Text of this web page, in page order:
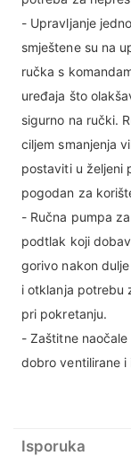
- Upravljanje
smještene su na
ručka s
uređaja što
sigurno na ručki.
ciljem smanjenja
postaviti u željeni
pogodan za
- Ručna pumpa
podtlak koji
gorivo nakon
i otklanja potrebu
pri pokretanju.
- Zaštitne
dobro ventilirane i
Isporuka